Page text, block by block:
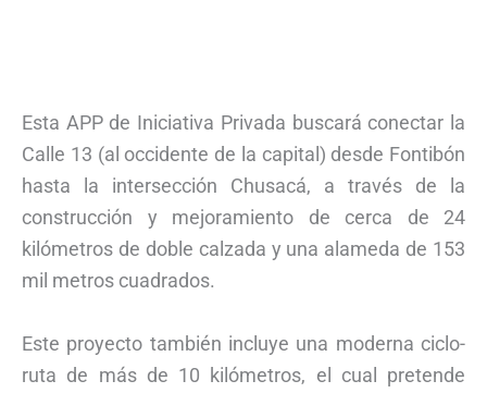
Esta APP de Iniciativa Privada buscará conectar la
Calle 13 (al occidente de la capital) desde Fontibón
hasta la intersección Chusacá, a través de la
construcción y mejoramiento de cerca de 24
kilómetros de doble calzada y una alameda de 153
mil metros cuadrados.
Este proyecto también incluye una moderna ciclo-
ruta de más de 10 kilómetros, el cual pretende